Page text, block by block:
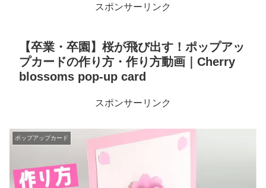
スポンサーリンク
【卒業・卒園】桜が飛び出す！ポップアッ
プカードの作り方・作り方動画｜Cherry
blossoms pop-up card
スポンサーリンク
ポップアップカード